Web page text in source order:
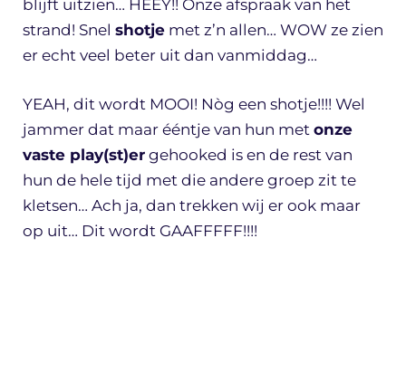
blijft uitzien… HEEY!! Onze afspraak van het
strand! Snel shotje met z’n allen… WOW ze zien
er echt veel beter uit dan vanmiddag…
YEAH, dit wordt MOOI! Nòg een shotje!!!! Wel
jammer dat maar ééntje van hun met onze
vaste play(st)er gehooked is en de rest van
hun de hele tijd met die andere groep zit te
kletsen… Ach ja, dan trekken wij er ook maar
op uit… Dit wordt GAAFFFFF!!!!